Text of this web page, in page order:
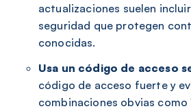
actualizaciones suelen
seguridad que protegen
conocidas.
Usa un código de acceso
código de acceso fuerte y
combinaciones obvias